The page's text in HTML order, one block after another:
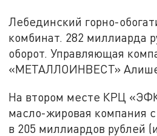
Лебединский горно-
комбинат. 282 миллиарда
оборот. Управляющая
«МЕТАЛЛОИНВЕСТ»
На втором месте КРЦ
масло-жировая компания
в 205 миллиардов рублей